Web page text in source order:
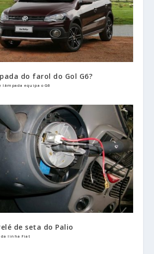
do farol do Gol G6?
lâmpada equipa o G6
de seta do Palio
da linha Fiat